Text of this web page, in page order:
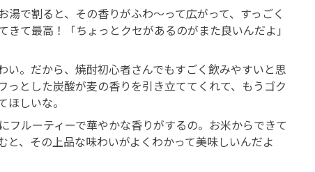
で割ると、その香りがふわ～って広がって、すっごく
て最高！「ちょっとクセがあるのがまた良いんだよ」
。だから、焼酎初心者さんでもすごく飲みやすいと思
とした炭酸が麦の香りを引き立ててくれて、もうゴク
しいな。
ルーティーで華やかな香りがするの。お米からできて
、その上品な味わいがよくわかって美味しいんだよ